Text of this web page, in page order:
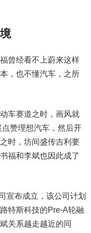
曾经看不上蔚来这样
，也不懂汽车，之所
车赛道之时，画风就
赞理想汽车，然后开
时，坊间盛传吉利要
福和李斌也因此成了
宣布成立，该公司计划
特斯科技的Pre-A轮融
关系越走越近的同